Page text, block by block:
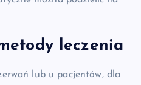
leczenia
lub u pacjentów, dla